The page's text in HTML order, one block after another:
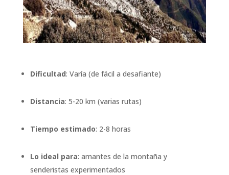
Dificultad: Varía (de fácil a desafiante)
Distancia: 5-20 km (varias rutas)
Tiempo estimado: 2-8 horas
Lo ideal para: amantes de la montaña y
senderistas experimentados